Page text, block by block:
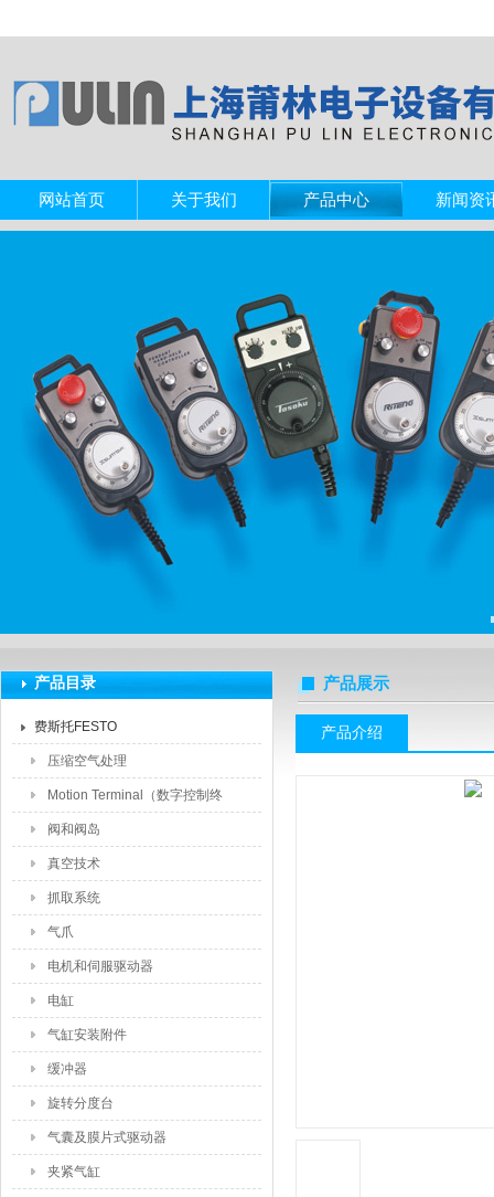
网站首页 关于我们 产品中心 新闻资
产品目录
费斯托FESTO
压缩空气处理
Motion Terminal（数字控制终
端）
阀和阀岛
真空技术
抓取系统
气爪
电机和伺服驱动器
电缸
气缸安装附件
缓冲器
旋转分度台
气囊及膜片式驱动器
夹紧气缸
产品展示
产品介绍